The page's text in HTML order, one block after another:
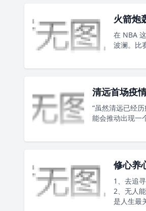
火箭炮
在 NBA
波澜。比
清远首场疫
“虽然清远已经
能会推动出现一
修心养
1、去追
2、无人
是人生最